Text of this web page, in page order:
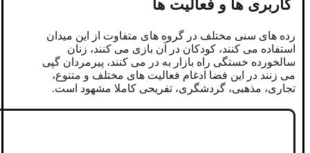
کاربری ها و فعالیت ها
رده های سنی مختلف در گروه های متفاوت از این میدان
استفاده می کنند، کودکان در آن بازی می کنند، زنان
سالخورده خستگی راه بازار به در می کنند، پیرمردان گپی
می زنند در این فضا ادغام فعالیت های مختلف و متنوع،
تجاری، مذهبی، گردشگری، تفریحی کاملا مشهود است.